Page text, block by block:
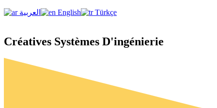
العربية English Türkçe
Créatives Systèmes D'ingénierie